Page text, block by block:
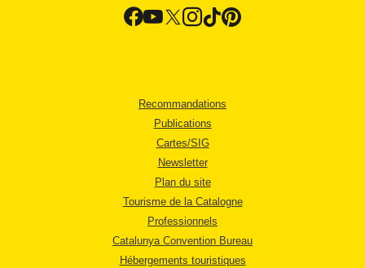
Recommandations
Publications
Cartes/SIG
Newsletter
Plan du site
Tourisme de la Catalogne
Professionnels
Catalunya Convention Bureau
Hébergements touristiques